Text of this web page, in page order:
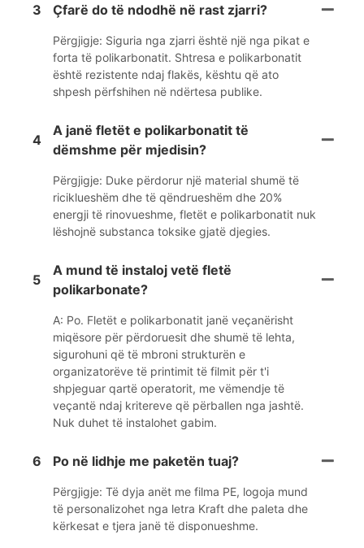
3 Çfarë do të ndodhë në rast zjarri?
Përgjigje: Siguria nga zjarri është një nga pikat e
forta të polikarbonatit. Shtresa e polikarbonatit
është rezistente ndaj flakës, kështu që ato
shpesh përfshihen në ndërtesa publike.
4
A janë fletët e polikarbonatit të
dëmshme për mjedisin?
Përgjigje: Duke përdorur një material shumë të
riciklueshëm dhe të qëndrueshëm dhe 20%
energji të rinovueshme, fletët e polikarbonatit nuk
lëshojnë substanca toksike gjatë djegies.
5
A mund të instaloj vetë fletë
polikarbonate?
A: Po. Fletët e polikarbonatit janë veçanërisht
miqësore për përdoruesit dhe shumë të lehta,
sigurohuni që të mbroni strukturën e
organizatorëve të printimit të filmit për t'i
shpjeguar qartë operatorit, me vëmendje të
veçantë ndaj kritereve që përballen nga jashtë.
Nuk duhet të instalohet gabim.
6 Po në lidhje me paketën tuaj?
Përgjigje: Të dyja anët me filma PE, logoja mund
të personalizohet nga letra Kraft dhe paleta dhe
kërkesat e tjera janë të disponueshme.